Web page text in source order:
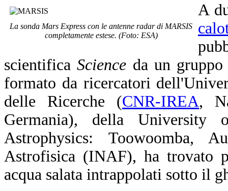
La sonda Mars Express con le antenne radar di MARSIS
completamente estese. (Foto: ESA)
A
scientificaScience da un
formato da ricercatori
delle Ricerche (CNR-IREA,
Germania), della University
Astrophysics: Toowoomba,
Astrofisica (INAF), ha trovato
acqua salata intrappolati sotto il